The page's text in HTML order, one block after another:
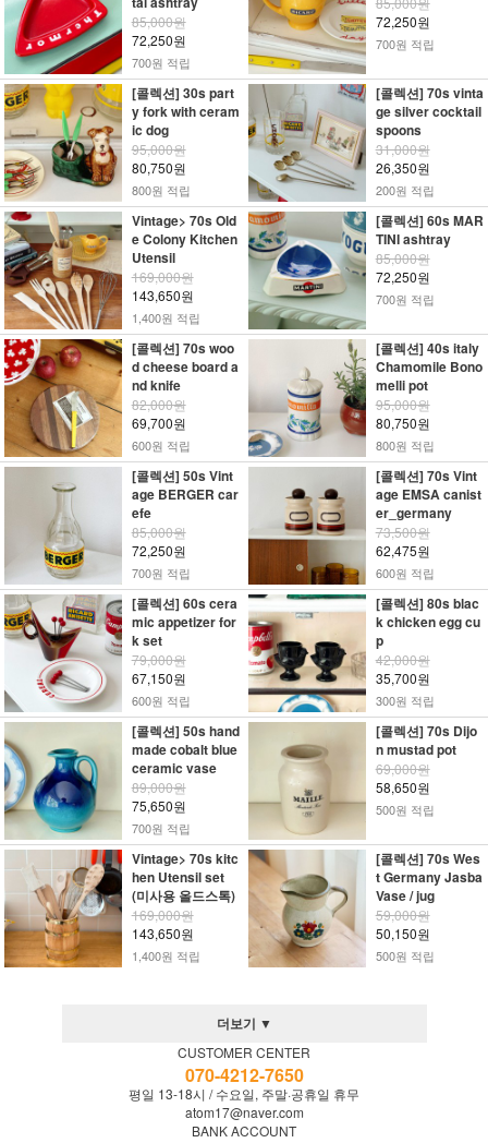
85,000원
72,250원
700원 적립
72,250원
700원 적립
[콜렉션] 30s part
y fork with ceram
ic dog
95,000원
80,750원
800원 적립
[콜렉션] 70s vinta
ge silver cocktail
spoons
31,000원
26,350원
200원 적립
Vintage> 70s Old
e Colony Kitchen
Utensil
169,000원
143,650원
1,400원 적립
[콜렉션] 60s MAR
TINI ashtray
85,000원
72,250원
700원 적립
[콜렉션] 70s woo
d cheese board a
nd knife
82,000원
69,700원
600원 적립
[콜렉션] 40s italy
Chamomile Bono
melli pot
95,000원
80,750원
800원 적립
[콜렉션] 50s Vint
age BERGER car
efe
85,000원
72,250원
700원 적립
[콜렉션] 70s Vint
age EMSA canist
er_germany
73,500원
62,475원
600원 적립
[콜렉션] 60s cera
mic appetizer for
k set
79,000원
67,150원
600원 적립
[콜렉션] 80s blac
k chicken egg cu
p
42,000원
35,700원
300원 적립
[콜렉션] 50s hand
made cobalt blue
ceramic vase
89,000원
75,650원
700원 적립
[콜렉션] 70s Dijo
n mustad pot
69,000원
58,650원
500원 적립
Vintage> 70s kitc
hen Utensil set
(미사용 올드스톡)
169,000원
143,650원
1,400원 적립
[콜렉션] 70s Wes
t Germany Jasba
Vase / jug
59,000원
50,150원
500원 적립
더보기 ▼
CUSTOMER CENTER
070-4212-7650
평일 13-18시 / 수요일, 주말·공휴일 휴무
atom17@naver.com
BANK ACCOUNT